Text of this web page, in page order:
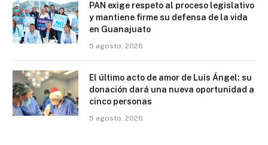
PAN exige respeto al proceso legislativo
y mantiene firme su defensa de la vida
en Guanajuato
5 agosto, 2026
El último acto de amor de Luis Ángel: su
donación dará una nueva oportunidad a
cinco personas
5 agosto, 2026